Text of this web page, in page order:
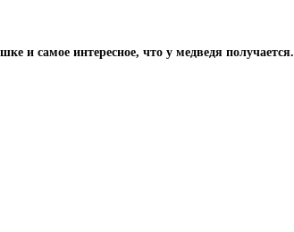
и самое интересное, что у медведя получается.